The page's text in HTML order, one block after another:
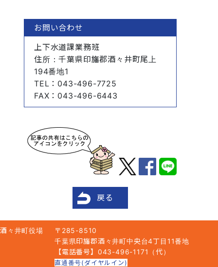
お問い合わせ
上下水道課業務班
住所 ：千葉県印旛郡酒々井町尾上
194番地1
TEL ：043-496-7725
FAX ：043-496-6443
戻る
酒々井町役場
〒285-8510
千葉県印旛郡酒々井町中央台4丁目11番地
【電話番号】043-496-1171（代）
直通番号(ダイヤルイン)